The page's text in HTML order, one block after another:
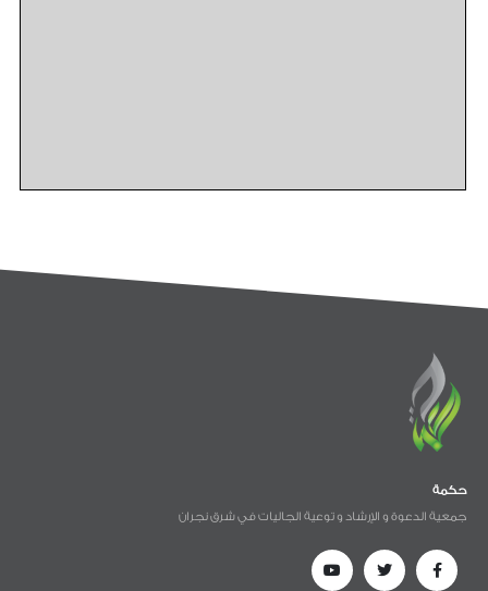
حكمة
جمعية الدعوة و الإرشاد و توعية الجاليات في شرق نجران